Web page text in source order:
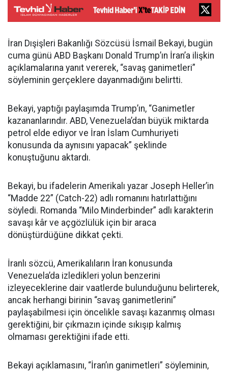
İran Dışişleri Bakanlığı Sözcüsü İsmail Bekayi, bugün
cuma günü ABD Başkanı Donald Trump’ın İran’a ilişkin
açıklamalarına yanıt vererek, “savaş ganimetleri”
söyleminin gerçeklere dayanmadığını belirtti.
Bekayi, yaptığı paylaşımda Trump’ın, “Ganimetler
kazananlarındır. ABD, Venezuela’dan büyük miktarda
petrol elde ediyor ve İran İslam Cumhuriyeti
konusunda da aynısını yapacak” şeklinde
konuştuğunu aktardı.
Bekayi, bu ifadelerin Amerikalı yazar Joseph Heller’in
“Madde 22” (Catch-22) adlı romanını hatırlattığını
söyledi. Romanda “Milo Minderbinder” adlı karakterin
savaşı kâr ve açgözlülük için bir araca
dönüştürdüğüne dikkat çekti.
İranlı sözcü, Amerikalıların İran konusunda
Venezuela’da izledikleri yolun benzerini
izleyeceklerine dair vaatlerde bulunduğunu belirterek,
ancak herhangi birinin “savaş ganimetlerini”
paylaşabilmesi için öncelikle savaşı kazanmış olması
gerektiğini, bir çıkmazın içinde sıkışıp kalmış
olmaması gerektiğini ifade etti.
Bekayi açıklamasını, “İran’ın ganimetleri” söyleminin,